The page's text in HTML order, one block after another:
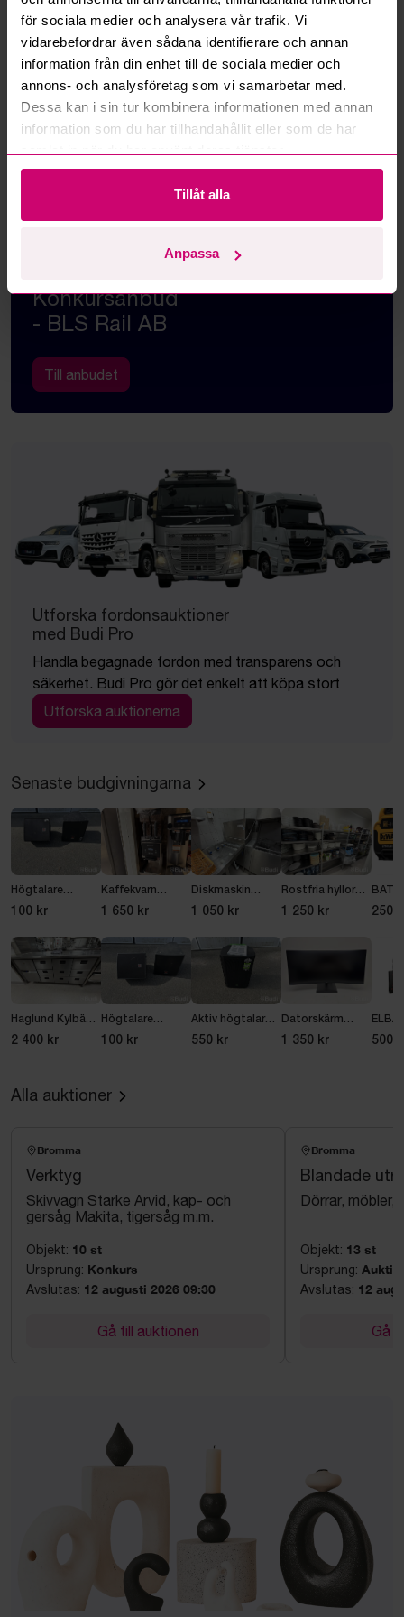
för sociala medier och analysera vår trafik. Vi
vidarebefordrar även sådana identifierare och annan
information från din enhet till de sociala medier och
annons- och analysföretag som vi samarbetar med.
Dessa kan i sin tur kombinera informationen med annan
information som du har tillhandahållit eller som de har
Tillåt alla
Anpassa
OMFATTANDE RESERVDELSLAGER TILL
Konkursanbud
- BLS Rail AB
Till anbudet
Utforska fordonsauktioner
med Budi Pro
Handla begagnade fordon med transparens och
säkerhet. Budi Pro gör det enkelt att köpa stort
Utforska auktionerna
Senaste budgivningarna
Högtalare
Musicson PCL-
100 kr
Kaffekvarn
dubbel BUNN
1 650 kr
Diskmaskin
Wexiödisk WD-
1 050 kr
Rostfria hyllor
hyllsystem med
1 250 kr 250
Haglund Kylbänk
med 9 lådor
2 400 kr
Högtalare
Musicson POL-
100 kr
Aktiv högtalare
Mackie Thrash
550 kr
Datorskärm
AOC CU34E4CW,
1 350 kr 500
Alla auktioner
Bromma
Verktyg
Skivvagn Starke Arvid, kap- och
gersåg Makita, tigersåg m.m.
Objekt: 10 st
Ursprung: Konkurs
Avslutas: 12 augusti 2026 09:30
Gå till auktionen
Bromma
Blandade
Dörrar, möbler,
Objekt: 13 st
Ursprung:
Avslutas: 12
Gå